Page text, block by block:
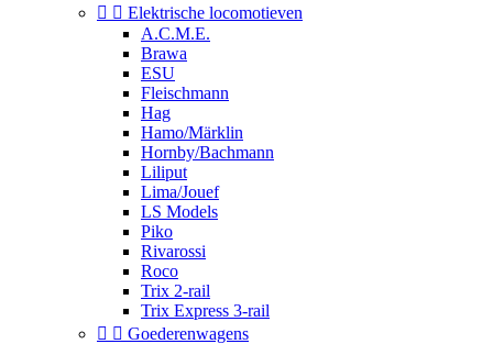
  Elektrische locomotieven
A.C.M.E.
Brawa
ESU
Fleischmann
Hag
Hamo/Märklin
Hornby/Bachmann
Liliput
Lima/Jouef
LS Models
Piko
Rivarossi
Roco
Trix 2-rail
Trix Express 3-rail
  Goederenwagens